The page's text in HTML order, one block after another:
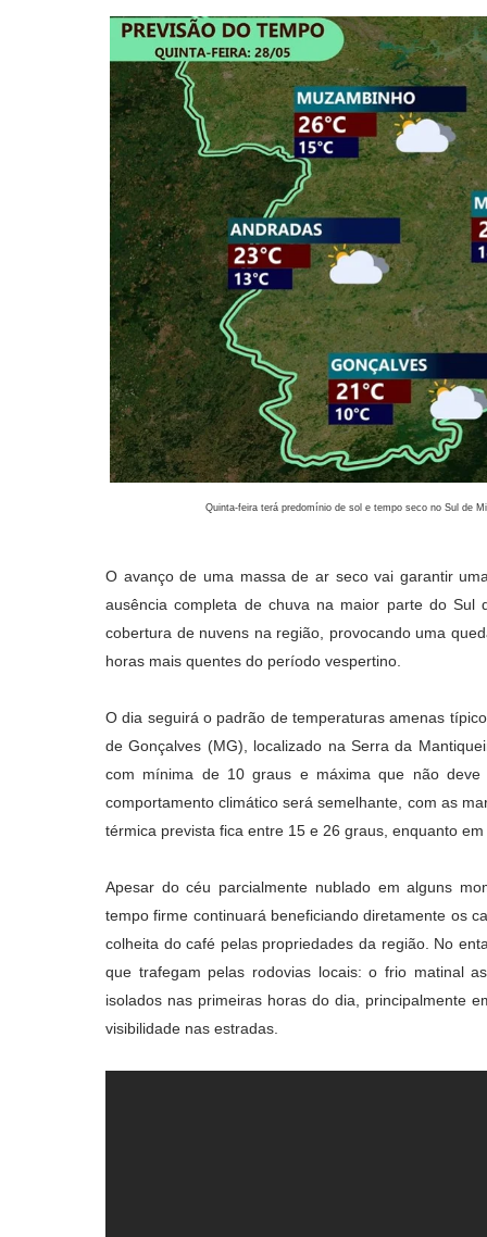
Quinta-feira terá predomínio de sol e tempo seco no Sul de
O avanço de uma massa de ar seco vai garantir
ausência completa de chuva na maior parte do
cobertura de nuvens na região, provocando uma
horas mais quentes do período vespertino.
O dia seguirá o padrão de temperaturas amenas
de Gonçalves (MG), localizado na Serra da
com mínima de 10 graus e máxima que não
comportamento climático será semelhante, com as
térmica prevista fica entre 15 e 26 graus, enquanto
Apesar do céu parcialmente nublado em alguns
tempo firme continuará beneficiando diretamente os
colheita do café pelas propriedades da região. No
que trafegam pelas rodovias locais: o frio matinal
isolados nas primeiras horas do dia, principalmente
visibilidade nas estradas.